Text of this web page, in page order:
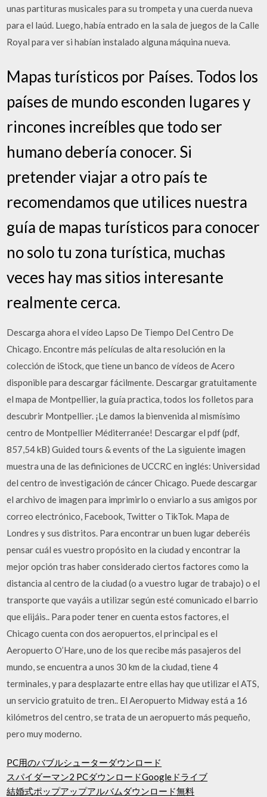
unas partituras musicales para su trompeta y una cuerda nueva
para el laúd. Luego, había entrado en la sala de juegos de la Calle
Royal para ver si habían instalado alguna máquina nueva.
Mapas turísticos por Países. Todos los
países de mundo esconden lugares y
rincones increíbles que todo ser
humano debería conocer. Si
pretender viajar a otro país te
recomendamos que utilices nuestra
guía de mapas turísticos para conocer
no solo tu zona turística, muchas
veces hay mas sitios interesante
realmente cerca.
Descarga ahora el vídeo Lapso De Tiempo Del Centro De
Chicago. Encontre más películas de alta resolución en la
colección de iStock, que tiene un banco de vídeos de Acero
disponible para descargar fácilmente. Descargar gratuitamente
el mapa de Montpellier, la guía practica, todos los folletos para
descubrir Montpellier. ¡Le damos la bienvenida al mismísimo
centro de Montpellier Méditerranée! Descargar el pdf (pdf,
857,54 kB) Guided tours & events of the La siguiente imagen
muestra una de las definiciones de UCCRC en inglés: Universidad
del centro de investigación de cáncer Chicago. Puede descargar
el archivo de imagen para imprimirlo o enviarlo a sus amigos por
correo electrónico, Facebook, Twitter o TikTok. Mapa de
Londres y sus distritos. Para encontrar un buen lugar deberéis
pensar cuál es vuestro propósito en la ciudad y encontrar la
mejor opción tras haber considerado ciertos factores como la
distancia al centro de la ciudad (o a vuestro lugar de trabajo) o el
transporte que vayáis a utilizar según esté comunicado el barrio
que elijáis.. Para poder tener en cuenta estos factores, el
Chicago cuenta con dos aeropuertos, el principal es el
Aeropuerto O’Hare, uno de los que recibe más pasajeros del
mundo, se encuentra a unos 30 km de la ciudad, tiene 4
terminales, y para desplazarte entre ellas hay que utilizar el ATS,
un servicio gratuito de tren.. El Aeropuerto Midway está a 16
kilómetros del centro, se trata de un aeropuerto más pequeño,
pero muy moderno.
PC用のバブルシューターダウンロード
スパイダーマン2 PCダウンロードGoogleドライブ
結婚式ポップアップアルバムダウンロード無料